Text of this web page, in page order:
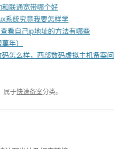
联通宽带哪个好
系统究竟我要怎样学
看自己ip地址的方法有哪些
年）
怎么样，西部数码虚拟主机备案问
属于快速备案分类。